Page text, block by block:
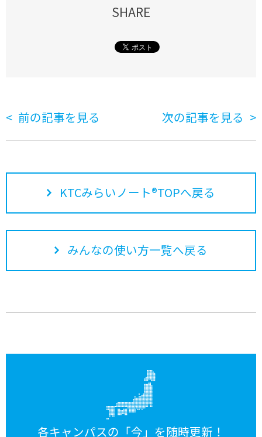
SHARE
前の記事を見る 次の記事を見る
KTCみらいノート®TOPへ戻る
みんなの使い方一覧へ戻る
各キャンパスの「今」を随時更新！